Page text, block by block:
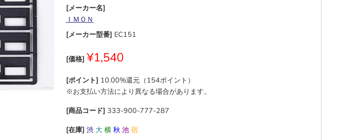
[メーカー名]
ＩＭＯＮ
[メーカー型番] EC151
[価格] ¥1,540
[ポイント] 10.00%還元（154ポイント）
※お支払い方法により異なる場合があります。
[商品コード] 333-900-777-287
[在庫] 渋 大 横 秋 池 宿